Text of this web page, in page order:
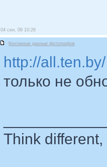
04 сен, 09 10:26
Контакные данные фотографов
http://all.ten.by/
только не
Think